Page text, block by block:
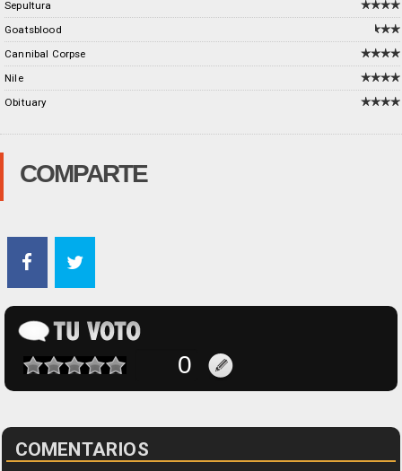
Sepultura
Goatsblood
Cannibal Corpse
Nile
Obituary
COMPARTE
COMENTARIOS